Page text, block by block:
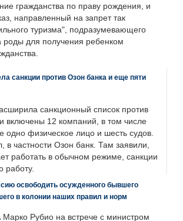
гражданства по праву рождения, и
направленный на запрет так
туризма", подразумевающего
роды для получения ребенком
санкции против Озон банка и еще пяти
санкционный список против
включены 12 компаний, в том числе
одно физическое лицо и шесть судов.
в частности Озон банк. Там заявили,
работать в обычном режиме, санкции
работу.
освободить осужденного бывшего
в колонии наших правил и норм
Рубио на встрече с министром